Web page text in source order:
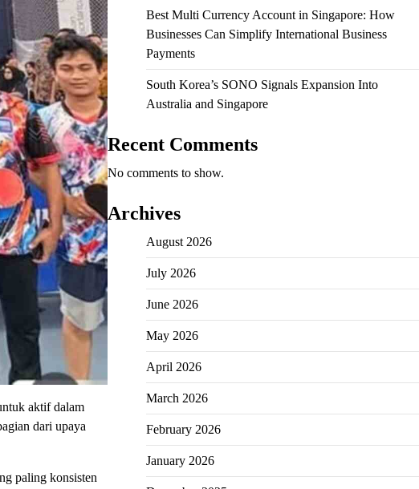
aktif dalam
dari upaya
paling konsisten
Best Multi Currency Account in Singapore: How
Businesses Can Simplify International Business
Payments
South Korea’s SONO Signals Expansion Into
Australia and Singapore
Recent Comments
No comments to show.
Archives
August 2026
July 2026
June 2026
May 2026
April 2026
March 2026
February 2026
January 2026